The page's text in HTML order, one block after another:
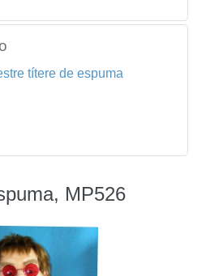
títere de espuma
MP526